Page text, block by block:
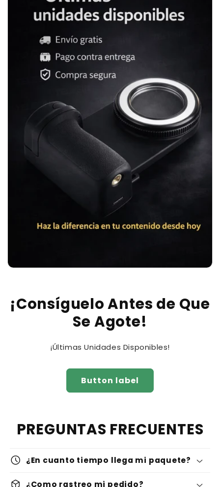
¡Consíguelo Antes de Que
Se Agote!
¡Últimas Unidades Disponibles!
Button label
PREGUNTAS FRECUENTES
schedule ¿En cuanto tiempo llega mi paquete?
deployed_code ¿Como rastreo mi pedido?